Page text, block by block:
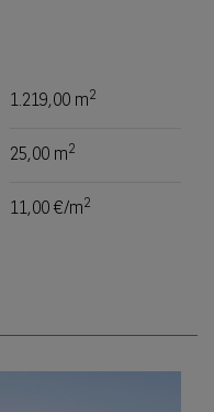
1.219,00 m2
25,00 m2
11,00 €/m2